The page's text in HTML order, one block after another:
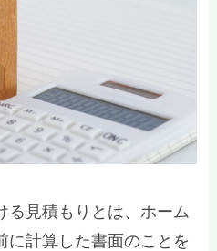
る見積もりとは、ホーム
に計算した書面のことを